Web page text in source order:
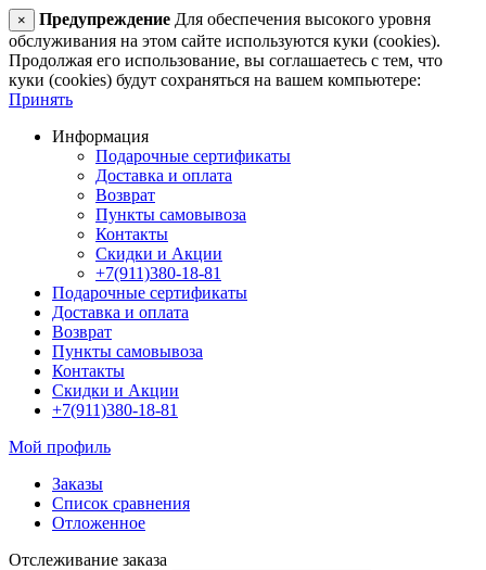
× Предупреждение Для обеспечения высокого уровня
обслуживания на этом сайте используются куки (cookies).
Продолжая его использование, вы соглашаетесь с тем, что
куки (cookies) будут сохраняться на вашем компьютере:
Принять
Информация
Подарочные сертификаты
Доставка и оплата
Возврат
Пункты самовывоза
Контакты
Скидки и Акции
+7(911)380-18-81
Подарочные сертификаты
Доставка и оплата
Возврат
Пункты самовывоза
Контакты
Скидки и Акции
+7(911)380-18-81
Мой профиль
Заказы
Список сравнения
Отложенное
Отслеживание заказа